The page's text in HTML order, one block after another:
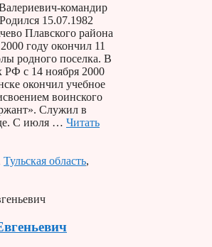
командир
15.07.1982
Плавского района
году окончил 11
родного поселка. В
с 14 ноября 2000
окончил учебное
воинского
Служил в
С июля … Читать
Тульская область,